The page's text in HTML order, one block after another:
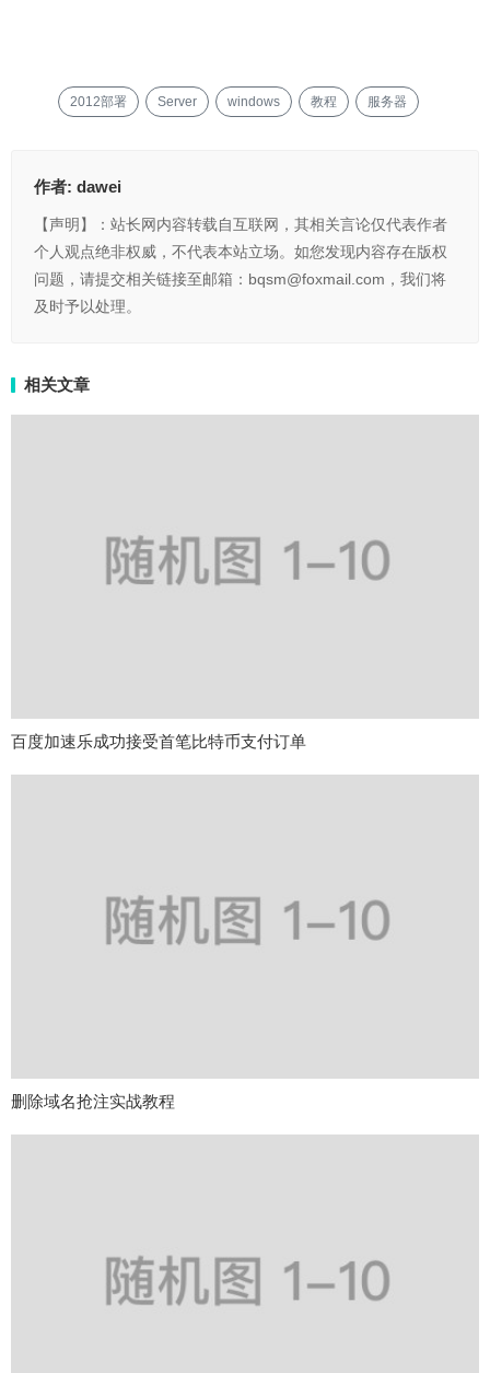
2012部署 Server windows 教程 服务器
作者: dawei
【声明】：站长网内容转载自互联网，其相关言论仅代表作者
个人观点绝非权威，不代表本站立场。如您发现内容存在版权
问题，请提交相关链接至邮箱：bqsm@foxmail.com，我们将
及时予以处理。
相关文章
百度加速乐成功接受首笔比特币支付订单
删除域名抢注实战教程